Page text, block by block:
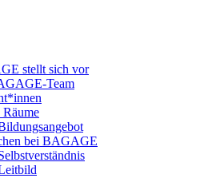
stellt sich vor
Team
Räume
bei BAGAGE